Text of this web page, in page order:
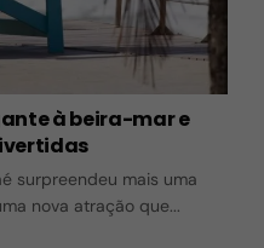
à beira-mar e
surpreendeu mais uma
nova atração que...